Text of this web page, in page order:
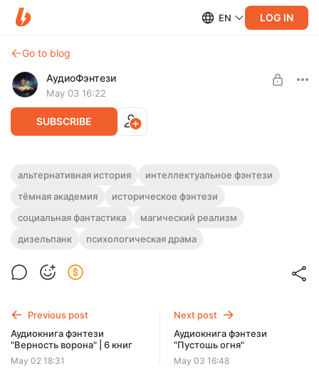
EN LOG IN
Go to blog
АудиоФэнтези
May 03 16:22
SUBSCRIBE
Аудиокнига фэнтези "Империя слов"
Полная версия.
Слушайте эту и другие фэнтези-аудиокниги полностью, без
рекламы и любых ограничений!
Level required:
UNLOCK WITH DISCOUNT
Offer ends 08 August.
альтернативная история
интеллектуальное фэнтези
тёмная академия
историческое фэнтези
социальная фантастика
магический реализм
дизельпанк
психологическая драма
Previous post
Аудиокнига фэнтези
"Верность ворона" | 6 книг
May 02 18:31
Next post
Аудиокнига фэнтези
"Пустошь огня"
May 03 16:48